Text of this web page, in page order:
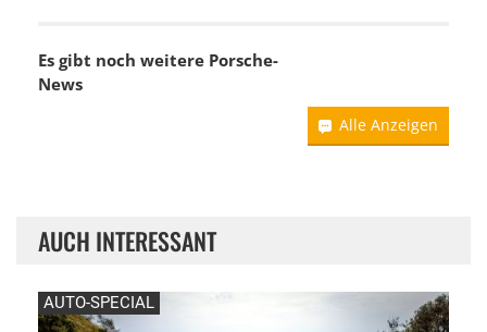
Es gibt noch weitere Porsche-
News
Alle Anzeigen
AUCH INTERESSANT
AUTO-SPECIAL